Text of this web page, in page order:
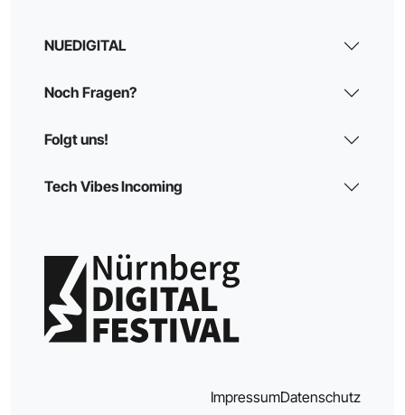
NUEDIGITAL
Noch Fragen?
Folgt uns!
Tech Vibes Incoming
ImpressumDatenschutz